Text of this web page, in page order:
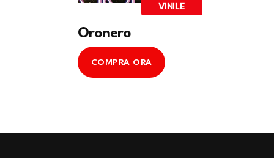
VINILE
Oronero
COMPRA ORA